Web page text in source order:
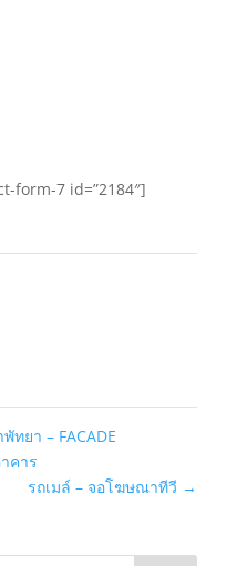
form-7 id=”2184″]
ยา – FACADE
คาร
รถเมล์ – จอโฆษณาทีวี →